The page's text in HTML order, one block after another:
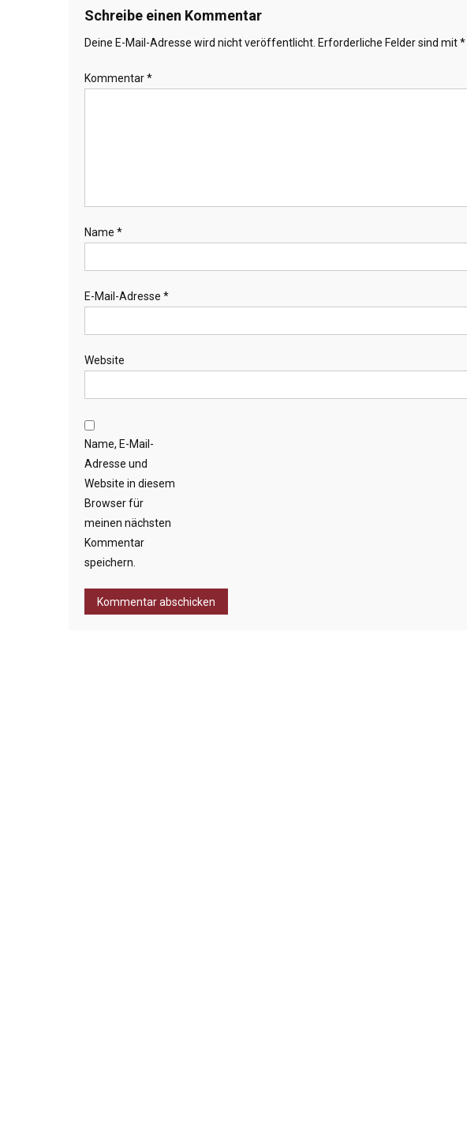
Schreibe einen Kommentar
Deine E-Mail-Adresse wird nicht veröffentlicht. Erforderliche Felder sind mit*
Kommentar*
Name *
E-Mail-Adresse *
Website
Name, E-Mail-
Adresse und
Website in diesem
Browser für
meinen nächsten
Kommentar
speichern.